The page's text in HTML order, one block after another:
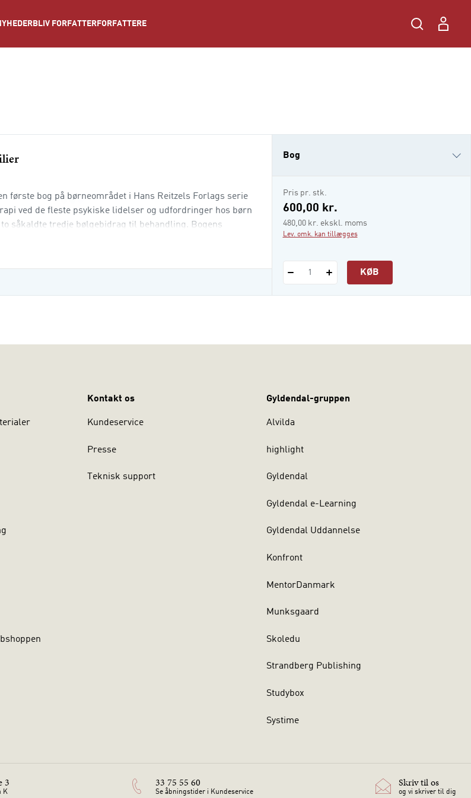
BLIV FORFATTER FORFATTERE
første bog på børneområdet i Hans Reitzels Forlags serie
ved de fleste psykiske lidelser og udfordringer hos børn
såkaldte tredje bølgebidrag til behandling. Bogens
Bog
i-bog
Pris pr. stk.
600,00 kr.
480,00 kr. ekskl. moms
Lev. omk. kan tillægges
1 KØB
Kontakt os
Kundeservice
Presse
Teknisk support
Gyldendal-gruppen
Alvilda
highlight
Gyldendal
Gyldendal e-Learning
Gyldendal Uddannelse
Konfront
MentorDanmark
Munksgaard
Skoledu
Strandberg Publishing
Studybox
Systime
3
K
33 75 55 60
Se åbningstider i Kundeservice
Skriv til os
og vi skriver til dig